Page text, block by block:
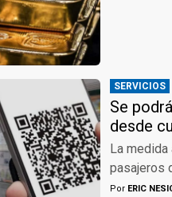
SERVICIOS
Se
desde
La
pasajeros
Por ERIC